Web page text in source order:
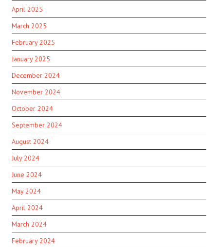
April 2025
March 2025
February 2025
January 2025
December 2024
November 2024
October 2024
September 2024
August 2024
July 2024
June 2024
May 2024
April 2024
March 2024
February 2024